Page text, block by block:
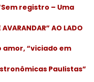
registro – Uma
AO LADO
amor, “viciado em
Paulistas”